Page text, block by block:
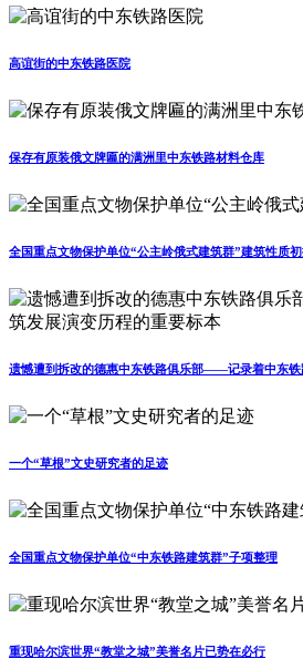
高谊街的中东铁路医院
保存有原装俄文牌匾的满洲里中东铁路材料仓库
全国重点文物保护单位“公主岭俄式建筑群”建筑性质
遗憾遭到拆改的德惠中东铁路俱乐部——记录着中东铁
一个“草根”文史研究者的足迹
全国重点文物保护单位“中东铁路建筑群”子项整理
重现哈尔滨世界“教堂之城”美誉名片已势在必行